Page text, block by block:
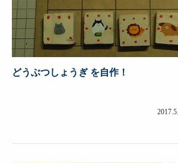
どうぶつしょうぎ を自作！